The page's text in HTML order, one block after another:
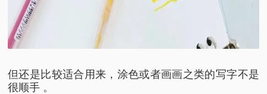
但还是比较适合用来， 涂色或者画画之类的写字不是
很顺手 。